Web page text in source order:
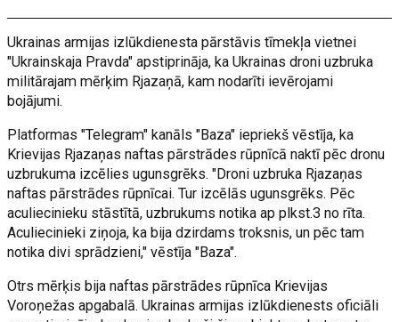
Ukrainas armijas izlūkdienesta pārstāvis tīmekļa vietnei
"Ukrainskaja Pravda" apstiprināja, ka Ukrainas droni uzbruka
militārajam mērķim Rjazaņā, kam nodarīti ievērojami
bojājumi.
Platformas "Telegram" kanāls "Baza" iepriekš vēstīja, ka
Krievijas Rjazaņas naftas pārstrādes rūpnīcā naktī pēc dronu
uzbrukuma izcēlies ugunsgrēks. "Droni uzbruka Rjazaņas
naftas pārstrādes rūpnīcai. Tur izcēlās ugunsgrēks. Pēc
aculiecinieku stāstītā, uzbrukums notika ap plkst.3 no rīta.
Aculiecinieki ziņoja, ka bija dzirdams troksnis, un pēc tam
notika divi sprādzieni," vēstīja "Baza".
Otrs mērķis bija naftas pārstrādes rūpnīca Krievijas
Voroņežas apgabalā. Ukrainas armijas izlūkdienests oficiāli